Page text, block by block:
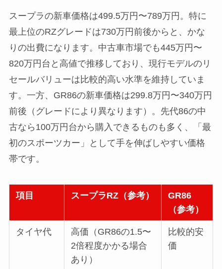
スープラの新車価格は499.5万円〜789万円。特に
最上位のRZグレードは730万円前後からと、かな
りの出費になります。中古車市場でも445万円〜
820万円台と高値で推移しており、現行モデルのリ
セールバリューは比較的高い水準を維持していま
す。一方、GR86の新車価格は299.8万円〜340万円
前後（グレードにより異なります）。先代86の中
古なら100万円台から購入できるものも多く、「最
初のスポーツカー」として手を伸ばしやすい価格
帯です。
項目 スープラRZ（参考）
GR86
（参考）
タイヤ代
高価（GR86の1.5〜
2倍程度かかる場合
あり）
比較的安
価